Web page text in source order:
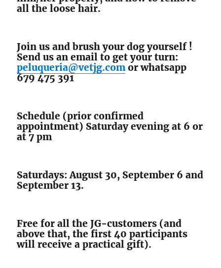
all the loose hair.
Join us and brush your dog yourself !
Send us an email to get your turn:
peluqueria@vetjg.com or whatsapp
679 475 391
Schedule (prior confirmed
appointment) Saturday evening at 6 or
at 7 pm
Saturdays: August 30, September 6 and
September 13.
Free for all the JG-customers (and
above that, the first 40 participants
will receive a practical gift).